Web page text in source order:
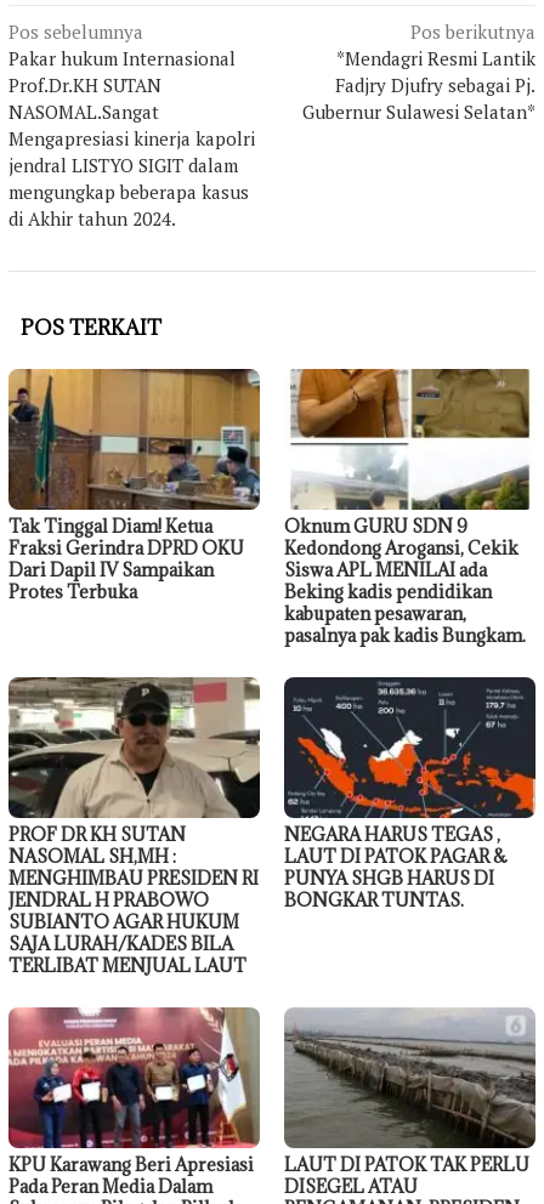
Navigasi
pos
Pos sebelumnya
Pakar hukum Internasional
Prof.Dr.KH SUTAN
NASOMAL.Sangat
Mengapresiasi kinerja kapolri
jendral LISTYO SIGIT dalam
mengungkap beberapa kasus
di Akhir tahun 2024.
Pos berikutnya
*Mendagri Resmi Lantik
Fadjry Djufry sebagai Pj.
Gubernur Sulawesi Selatan*
POS TERKAIT
Tak Tinggal Diam! Ketua
Fraksi Gerindra DPRD OKU
Dari Dapil IV Sampaikan
Protes Terbuka
Oknum GURU SDN 9
Kedondong Arogansi, Cekik
Siswa APL MENILAI ada
Beking kadis pendidikan
kabupaten pesawaran,
pasalnya pak kadis Bungkam.
PROF DR KH SUTAN
NASOMAL SH,MH :
MENGHIMBAU PRESIDEN RI
JENDRAL H PRABOWO
SUBIANTO AGAR HUKUM
SAJA LURAH/KADES BILA
TERLIBAT MENJUAL LAUT
NEGARA HARUS TEGAS ,
LAUT DI PATOK PAGAR &
PUNYA SHGB HARUS DI
BONGKAR TUNTAS.
KPU Karawang Beri Apresiasi
Pada Peran Media Dalam
LAUT DI PATOK TAK PERLU
DISEGEL ATAU